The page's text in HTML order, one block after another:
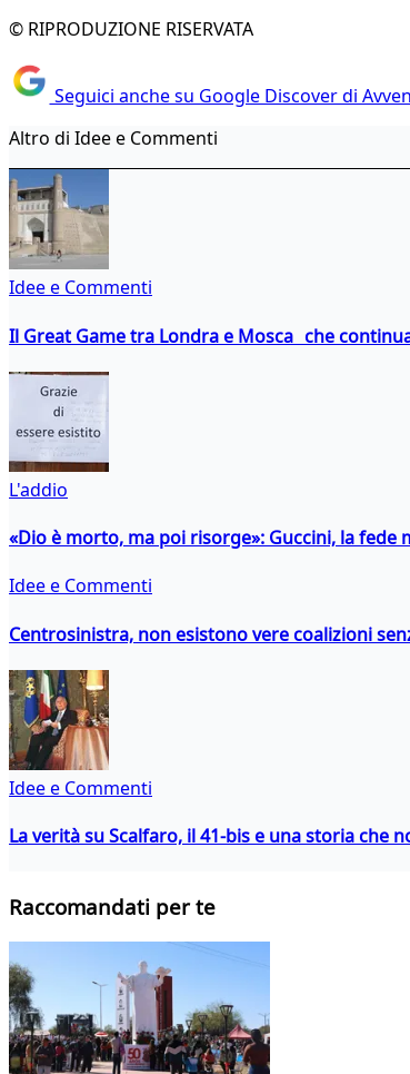
© RIPRODUZIONE RISERVATA
Seguici anche su Google Discover di
Altro di Idee e Commenti
Idee e Commenti
Il Great Game tra Londra e Mosca che
L'addio
«Dio è morto, ma poi risorge»: Guccini, la fede
Idee e Commenti
Centrosinistra, non esistono vere coalizioni
Idee e Commenti
La verità su Scalfaro, il 41-bis e una storia che
Raccomandati per te